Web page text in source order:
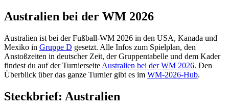
Australien bei der WM 2026
Australien ist bei der Fußball-WM 2026 in den USA, Kanada und
Mexiko in Gruppe D gesetzt. Alle Infos zum Spielplan, den
Anstoßzeiten in deutscher Zeit, der Gruppentabelle und dem Kader
findest du auf der Turnierseite Australien bei der WM 2026. Den
Überblick über das ganze Turnier gibt es im WM-2026-Hub.
Steckbrief: Australien